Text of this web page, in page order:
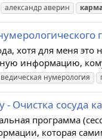
александр аверин
хотя для меня это
информацию, кому
ведическая нумерология
- Очистка сосуда
программа
которая